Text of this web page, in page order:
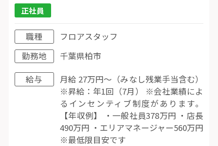
正社員
職種
フロアスタッフ
勤務地
千葉県柏市
給与
月給 27万円〜（みなし残業手当含む）
※昇給：年1回（7月） ※会社業績によ
るインセンティブ制度があります。
【年収例】 ・一般社員378万円 ・店長
490万円 ・エリアマネージャー560万円
※最低限目安です